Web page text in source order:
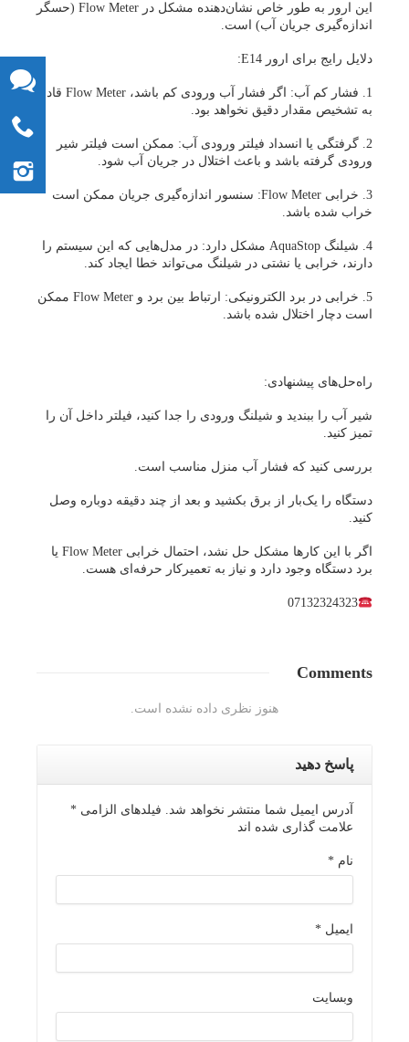
این ارور به طور خاص نشان‌دهنده مشکل در Flow Meter (حسگر
اندازه‌گیری جریان آب) است.
دلایل رایج برای ارور E14:
1. فشار کم آب: اگر فشار آب ورودی کم باشد، Flow Meter قادر
به تشخیص مقدار دقیق نخواهد بود.
2. گرفتگی یا انسداد فیلتر ورودی آب: ممکن است فیلتر شیر
ورودی گرفته باشد و باعث اختلال در جریان آب شود.
3. خرابی Flow Meter: سنسور اندازه‌گیری جریان ممکن است
خراب شده باشد.
4. شیلنگ AquaStop مشکل دارد: در مدل‌هایی که این سیستم را
دارند، خرابی یا نشتی در شیلنگ می‌تواند خطا ایجاد کند.
5. خرابی در برد الکترونیکی: ارتباط بین برد و Flow Meter ممکن
است دچار اختلال شده باشد.
راه‌حل‌های پیشنهادی:
شیر آب را ببندید و شیلنگ ورودی را جدا کنید، فیلتر داخل آن را
تمیز کنید.
بررسی کنید که فشار آب منزل مناسب است.
دستگاه را یک‌بار از برق بکشید و بعد از چند دقیقه دوباره وصل
کنید.
اگر با این کارها مشکل حل نشد، احتمال خرابی Flow Meter یا
برد دستگاه وجود دارد و نیاز به تعمیرکار حرفه‌ای هست.
07132324323
Comments
هنوز نظری داده نشده است.
پاسخ دهید
آدرس ایمیل شما منتشر نخواهد شد. فیلدهای الزامی *
علامت گذاری شده اند
نام *
ایمیل *
وبسایت